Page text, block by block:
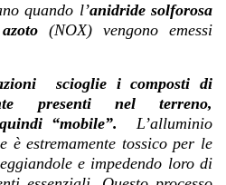
quando l’anidride solforosa
(NOX) vengono emessi
scioglie i composti di
presenti nel terreno,
“mobile”. L’alluminio
estremamente tossico per le
e impedendo loro di